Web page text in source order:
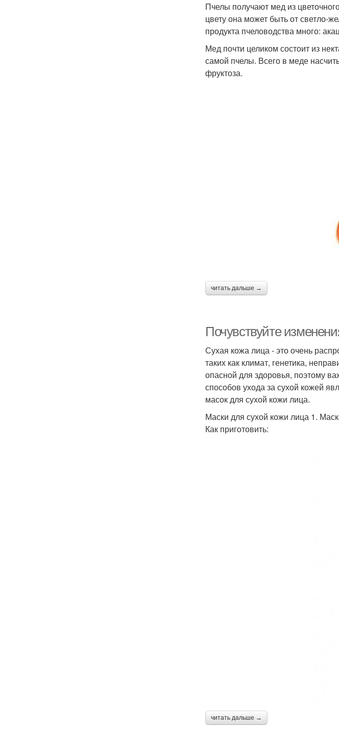
Пчелы получают мед из
цвету она может быть от светло-
продукта пчеловодства много:
Мед почти целиком состоит из
самой пчелы. Всего в меде
фруктоза.
читать дальше →
Почувствуйте
Сухая кожа лица - это очень
таких как климат, генетика,
опасной для здоровья, поэтому
способов ухода за сухой кожей
масок для сухой кожи лица.
Маски для сухой кожи лица 1.
Как приготовить:
читать дальше →